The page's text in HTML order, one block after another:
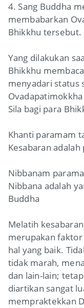
4. Sang Buddha
membabarkan
Bhikkhu tersebut.
Yang dilakukan
Bhikkhu
menyadari status
Sila bagi para
Khanti paramam
Kesabaran
Nibbanam
Nibbana adalah
Buddha
Melatih
merupakan
hal yang baik.
tidak marah,
dan lain-lain;
diartikan sangat
mempraktekkan